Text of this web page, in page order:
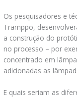
Os pesquisadores e
Tramppo,
a construção do
no processo – por
concentrado em
adicionadas as
E quais seriam as